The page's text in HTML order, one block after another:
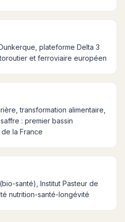
plateforme Delta 3
et ferroviaire européen
transformation alimentaire,
: premier bassin
la France
santé), Institut Pasteur de
nutrition-santé-longévité